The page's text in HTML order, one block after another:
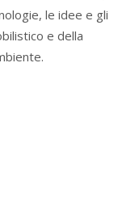
le idee e gli
e della